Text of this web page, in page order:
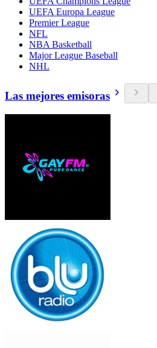
UEFA Europa League
Premier League
NFL
NBA Basketball
Major League Baseball
NHL
Las mejores emisoras